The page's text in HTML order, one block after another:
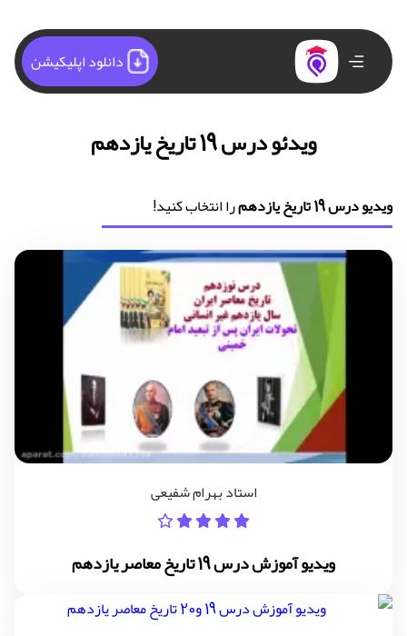
دانلود اپلیکیشن
ویدئو درس 19 تاریخ یازدهم
ویدیو درس 19 تاریخ یازدهم را انتخاب کنید!
استاد بهرام شفیعی
ویدیو آموزش درس 19 تاریخ معاصر یازدهم